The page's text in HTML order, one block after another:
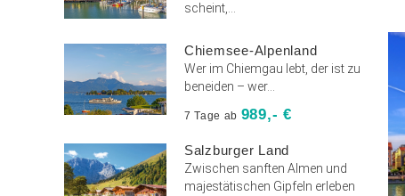
scheint,...
Chiemsee-Alpenland
Wer im Chiemgau lebt, der ist zu
beneiden – wer...
7 Tage ab 989,- €
Salzburger Land
Zwischen sanften Almen und
majestätischen Gipfeln erleben